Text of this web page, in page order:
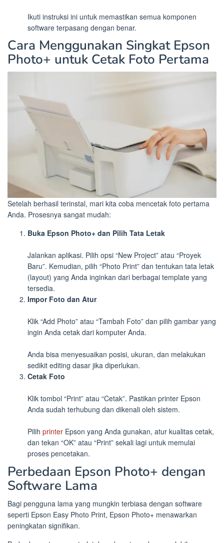
Ikuti instruksi ini untuk memastikan semua komponen
software terpasang dengan benar.
Cara Menggunakan Singkat Epson
Photo+ untuk Cetak Foto Pertama
Setelah berhasil terinstal, mari kita coba mencetak foto pertama
Anda. Prosesnya sangat mudah:
Buka Epson Photo+ dan Pilih Tata Letak
Jalankan aplikasi. Pilih opsi “New Project” atau “Proyek
Baru”. Kemudian, pilih “Photo Print” dan tentukan tata letak
(layout) yang Anda inginkan dari berbagai template yang
tersedia.
Impor Foto dan Atur
Klik “Add Photo” atau “Tambah Foto” dan pilih gambar yang
ingin Anda cetak dari komputer Anda.
Anda bisa menyesuaikan posisi, ukuran, dan melakukan
sedikit editing dasar jika diperlukan.
Cetak Foto
Klik tombol “Print” atau “Cetak”. Pastikan printer Epson
Anda sudah terhubung dan dikenali oleh sistem.
Pilih printer Epson yang Anda gunakan, atur kualitas cetak,
dan tekan “OK” atau “Print” sekali lagi untuk memulai
proses pencetakan.
Perbedaan Epson Photo+ dengan
Software Lama
Bagi pengguna lama yang mungkin terbiasa dengan software
seperti Epson Easy Photo Print, Epson Photo+ menawarkan
peningkatan signifikan.